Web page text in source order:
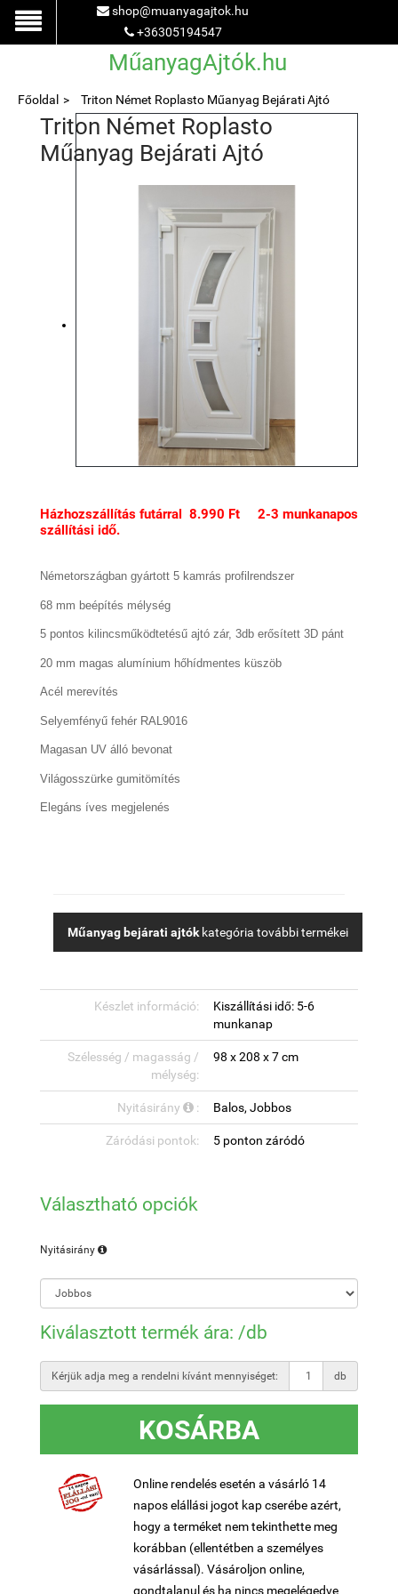
shop@muanyagajtok.hu
+36305194547
MűanyagAjtók.hu
Főoldal Triton Német Roplasto Műanyag Bejárati Ajtó
Triton Német Roplasto
Műanyag Bejárati Ajtó
Házhozszállítás futárral 8.990 Ft 2-3 munkanapos
szállítási idő.
Németországban gyártott 5 kamrás profilrendszer
68 mm beépítés mélység
5 pontos kilincsműködtetésű ajtó zár, 3db erősített 3D pánt
20 mm magas alumínium hőhídmentes küszöb
Acél merevítés
Selyemfényű fehér RAL9016
Magasan UV álló bevonat
Világosszürke gumitömítés
Elegáns íves megjelenés
Műanyag bejárati ajtók kategória további termékei
Készlet információ:
Kiszállítási idő: 5-6
munkanap
Szélesség / magasság /
mélység:
98 x 208 x 7 cm
Nyitásirány : Balos, Jobbos
Záródási pontok: 5 ponton záródó
Választható opciók
Nyitásirány
Kiválasztott termék ára: /db
Kérjük adja meg a rendelni kívánt mennyiséget: db
KOSÁRBA
Online rendelés esetén a vásárló 14
napos elállási jogot kap cserébe azért,
hogy a terméket nem tekinthette meg
korábban (ellentétben a személyes
vásárlással). Vásároljon online,
gondtalanul és ha nincs megelégedve